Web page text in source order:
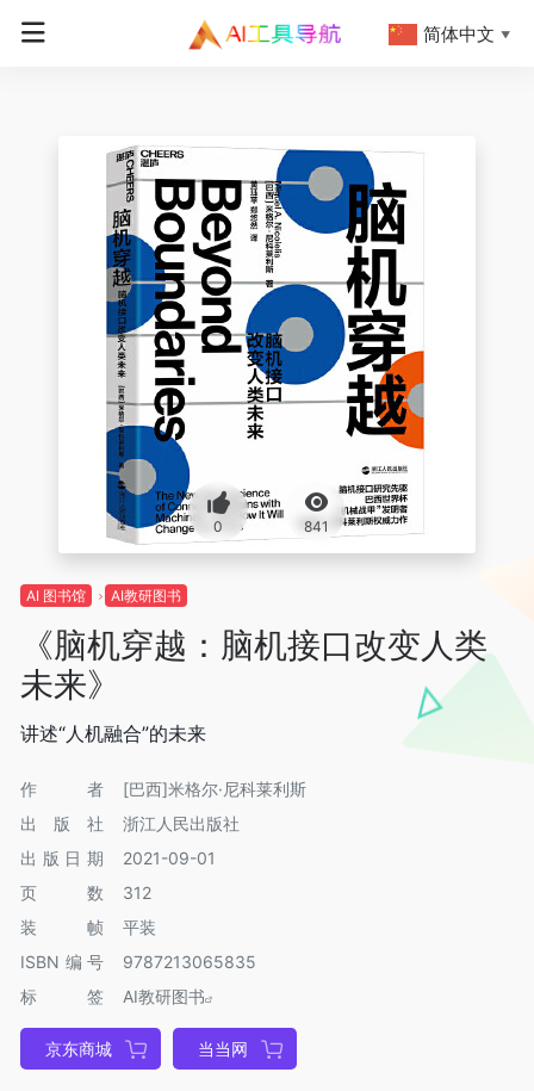
0 841
AI 图书馆 AI教研图书
《脑机穿越：脑机接口改变人类
未来》
讲述“人机融合”的未来
作者
[巴西]米格尔·尼科莱利斯
出版社
浙江人民出版社
出版日期
2021-09-01
页数
312
装帧
平装
ISBN编号
9787213065835
标签
AI教研图书
京东商城 当当网
简体中文 ▼